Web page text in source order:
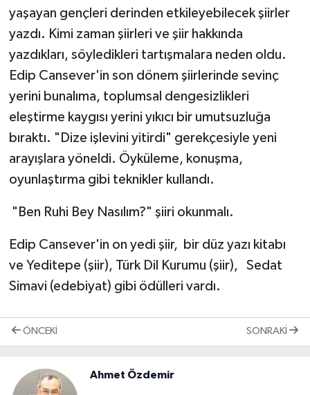
yaşayan gençleri derinden etkileyebilecek şiirler
yazdı. Kimi zaman şiirleri ve şiir hakkında
yazdıkları, söyledikleri tartışmalara neden oldu.
Edip Cansever'in son dönem şiirlerinde sevinç
yerini bunalıma, toplumsal dengesizlikleri
eleştirme kaygısı yerini yıkıcı bir umutsuzluğa
bıraktı. "Dize işlevini yitirdi" gerekçesiyle yeni
arayışlara yöneldi. Öyküleme, konuşma,
oyunlaştırma gibi teknikler kullandı.
"Ben Ruhi Bey Nasılım?" şiiri okunmalı.
Edip Cansever'in on yedi şiir, bir düz yazı kitabı
ve Yeditepe (şiir), Türk Dil Kurumu (şiir), Sedat
Simavi (edebiyat) gibi ödülleri vardı.
ÖNCEKI SONRAKI
Ahmet Özdemir